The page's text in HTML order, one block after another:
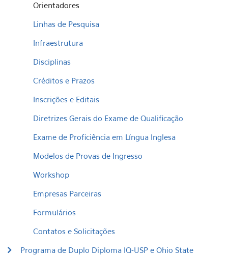
Orientadores
Linhas de Pesquisa
Infraestrutura
Disciplinas
Créditos e Prazos
Inscrições e Editais
Diretrizes Gerais do Exame de Qualificação
Exame de Proficiência em Língua Inglesa
Modelos de Provas de Ingresso
Workshop
Empresas Parceiras
Formulários
Contatos e Solicitações
Programa de Duplo Diploma IQ-USP e Ohio State